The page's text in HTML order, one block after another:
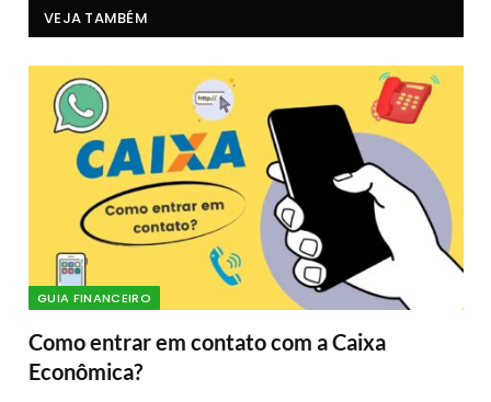
VEJA TAMBÉM
GUIA FINANCEIRO
Como entrar em contato com a Caixa
Econômica?